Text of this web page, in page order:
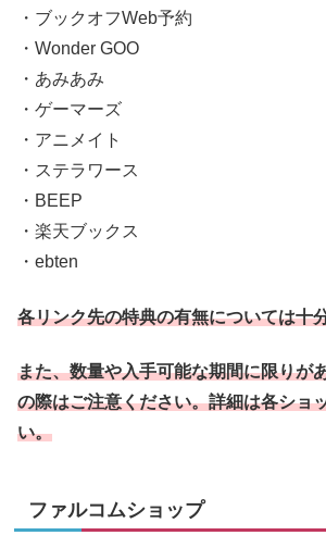
・ブックオフWeb予約
・Wonder GOO
・あみあみ
・ゲーマーズ
・アニメイト
・ステラワース
・BEEP
・楽天ブックス
・ebten
各リンク先の特典の有無については十
また、数量や入手可能な期間に限りが
の際はご注意ください。詳細は各ショ
い。
ファルコムショップ